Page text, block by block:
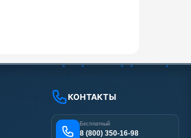
КОНТАКТЫ
Бесплатный
8 (800) 350-16-98